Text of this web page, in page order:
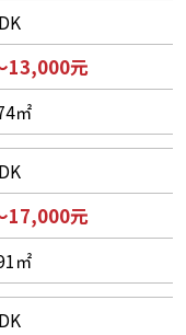
13,000元
㎡
17,000元
㎡